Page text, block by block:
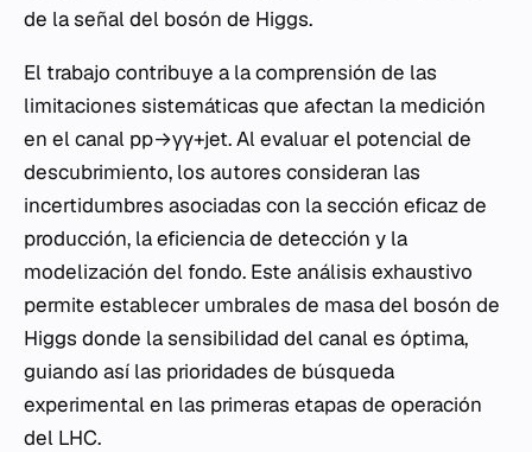
de la señal del bosón de Higgs.
El trabajo contribuye a la comprensión de las
limitaciones sistemáticas que afectan la medición
en el canal pp→γγ+jet. Al evaluar el potencial de
descubrimiento, los autores consideran las
incertidumbres asociadas con la sección eficaz de
producción, la eficiencia de detección y la
modelización del fondo. Este análisis exhaustivo
permite establecer umbrales de masa del bosón de
Higgs donde la sensibilidad del canal es óptima,
guiando así las prioridades de búsqueda
experimental en las primeras etapas de operación
del LHC.